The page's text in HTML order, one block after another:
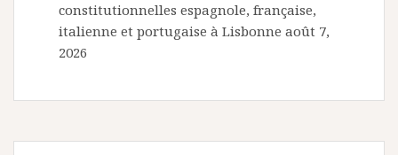
constitutionnelles espagnole, française,
italienne et portugaise à Lisbonne août 7,
2026